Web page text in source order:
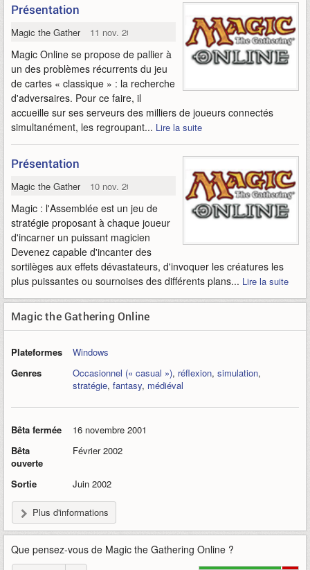
Présentation
Magic the Gathering Online
11 nov. 2009
Magic Online se propose de pallier à
un des problèmes récurrents du jeu
de cartes « classique » : la recherche
d'adversaires. Pour ce faire, il
accueille sur ses serveurs des milliers de joueurs connectés
simultanément, les regroupant... Lire la suite
Présentation
Magic the Gathering Online
10 nov. 2009
Magic : l'Assemblée est un jeu de
stratégie proposant à chaque joueur
d'incarner un puissant magicien
Devenez capable d'incanter des
sortilèges aux effets dévastateurs, d'invoquer les créatures les
plus puissantes ou sournoises des différents plans... Lire la suite
Magic the Gathering Online
Plateformes
Windows
Genres
Occasionnel (« casual »), réflexion, simulation,
stratégie, fantasy, médiéval
Bêta fermée
16 novembre 2001
Bêta
ouverte
Février 2002
Sortie Juin 2002
Plus d'informations
Que pensez-vous de Magic the Gathering Online ?